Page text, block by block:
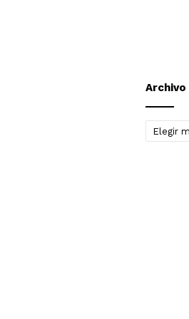
Archivo
Archivo